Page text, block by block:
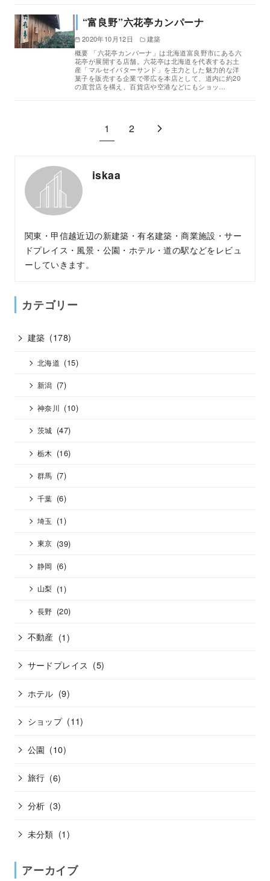
“富良野”六花亭カンパーナ
2020年10月12日
建築
概要 「六花亭カンパーナ」は北海道富良野市にある六
花亭が展開する店舗。六花亭は北海道を代表するお土
産「マルセイバターサンド」を主力とした魅力的な洋
菓子を販売する企業で帯広を本店として、道内に約20
の直営店を構え、百貨店や空港などにもショッ…
1 2
iskaa
関東・甲信越近辺の新建築・有名建築・商業施設・サー
ドプレイス・風景・公園・ホテル・道の駅などをレビュ
ーしていきます。
カテゴリー
建築 (178)
北海道 (15)
新潟 (7)
神奈川 (10)
茨城 (47)
栃木 (16)
群馬 (7)
千葉 (6)
埼玉 (1)
東京 (39)
静岡 (6)
山梨 (1)
長野 (20)
不動産 (1)
サードプレイス (5)
ホテル (9)
ショップ (11)
公園 (10)
旅行 (6)
分析 (3)
未分類 (1)
アーカイブ